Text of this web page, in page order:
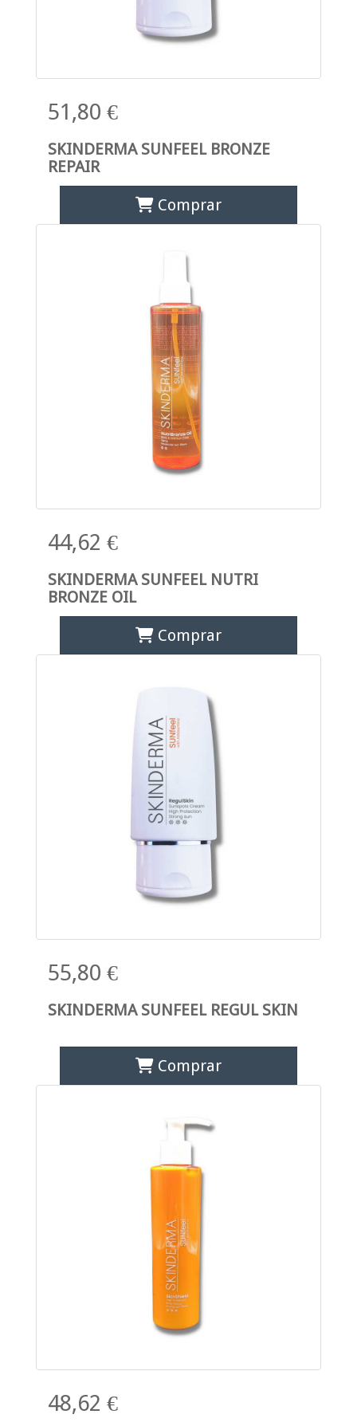
51,80 €
SKINDERMA SUNFEEL BRONZE
REPAIR
Comprar
44,62 €
SKINDERMA SUNFEEL NUTRI
BRONZE OIL
Comprar
55,80 €
SKINDERMA SUNFEEL REGUL SKIN
Comprar
48,62 €